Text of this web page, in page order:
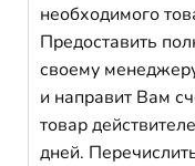
необходимого
Предоставить
своему
и направит Вам
товар
дней.